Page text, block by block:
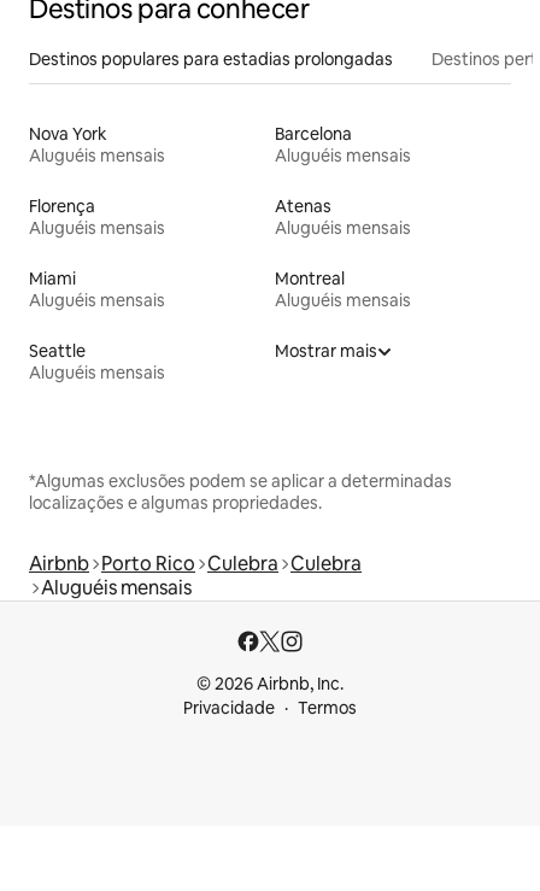
Destinos para conhecer
Destinos populares para estadias prolongadas Destinos
Nova York
Aluguéis mensais
Barcelona
Aluguéis mensais
Florença
Aluguéis mensais
Atenas
Aluguéis mensais
Miami
Aluguéis mensais
Montreal
Aluguéis mensais
Seattle
Aluguéis mensais
Mostrar mais
*Algumas exclusões podem se aplicar a determinadas
localizações e algumas propriedades.
Airbnb Porto Rico Culebra Culebra
Aluguéis mensais
© 2026 Airbnb, Inc.
Privacidade
Termos